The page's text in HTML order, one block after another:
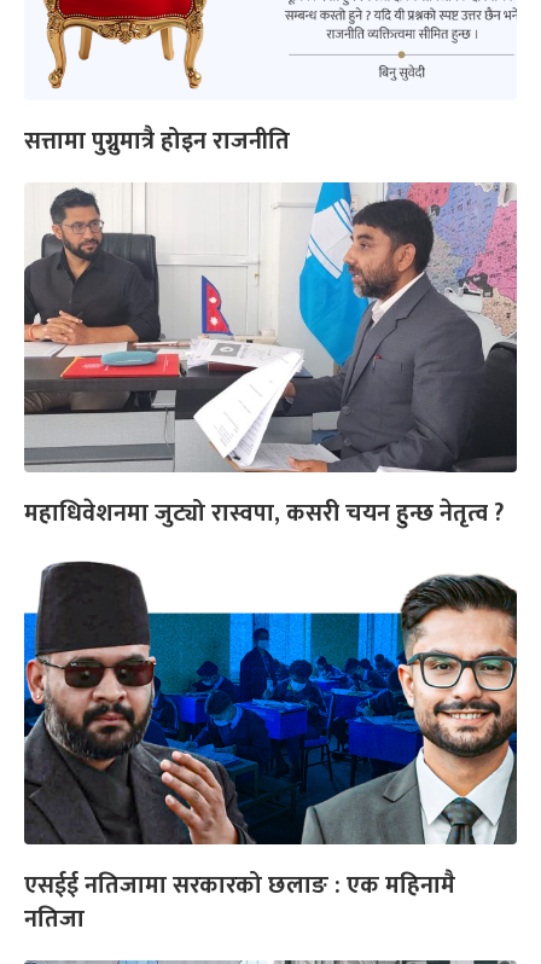
सत्तामा पुग्नुमात्रै होइन राजनीति
महाधिवेशनमा जुट्यो रास्वपा, कसरी चयन हुन्छ नेतृत्व ?
एसईई नतिजामा सरकारको छलाङ : एक महिनामै
नतिजा